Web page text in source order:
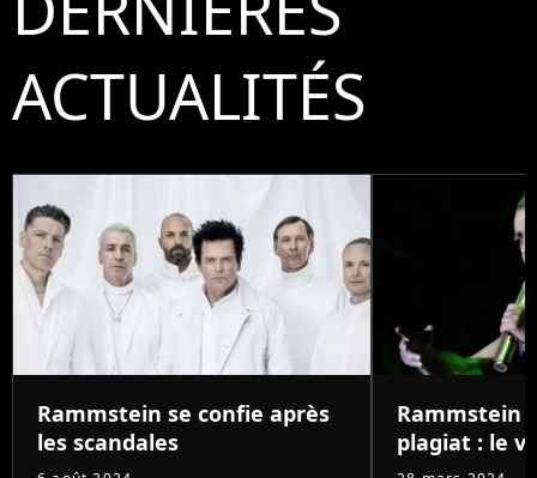
ACTUALITÉS
Rammstein se confie après
les scandales
Rammstein
plagiat : le